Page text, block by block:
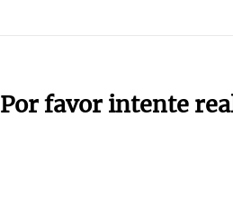
Por favor intente